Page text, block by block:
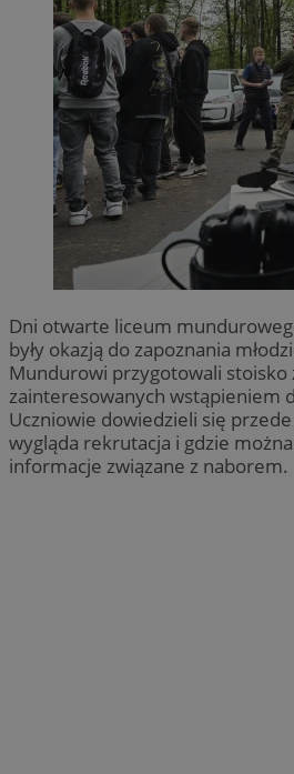
Dni otwarte liceum
były okazją do zapoznania
Mundurowi przygotowali stoisko
zainteresowanych wstąpieniem
Uczniowie dowiedzieli się
wygląda rekrutacja i gdzie
informacje związane z naborem.